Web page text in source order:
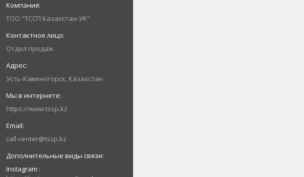
ТОО "ТССП Казахстан-УК"
Отдел продаж
Усть-Каменогорск, Казахстан
https://www.tssp.kz
call-center@tssp.kz
Instagram